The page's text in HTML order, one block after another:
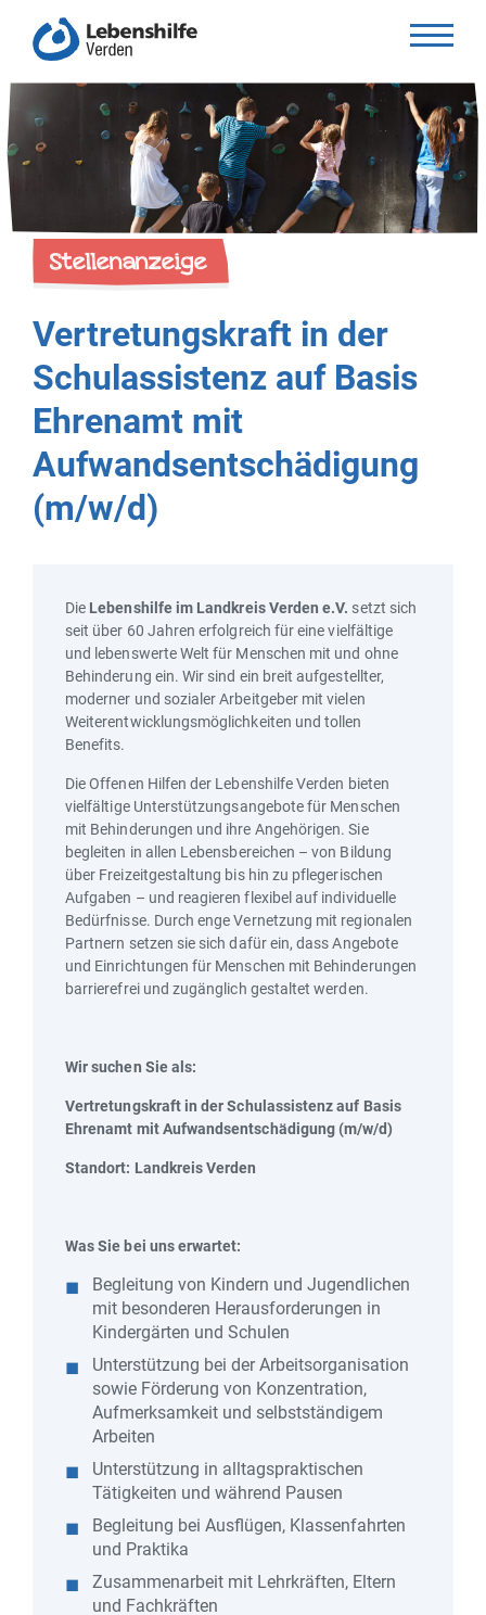
Vertretungskraft in der
Schulassistenz auf Basis
Ehrenamt mit
Aufwandsentschädigung
(m/w/d)
Stellenanzeige
Die Lebenshilfe im Landkreis Verden e.V. setzt sich
seit über 60 Jahren erfolgreich für eine vielfältige
und lebenswerte Welt für Menschen mit und ohne
Behinderung ein. Wir sind ein breit aufgestellter,
moderner und sozialer Arbeitgeber mit vielen
Weiterentwicklungsmöglichkeiten und tollen
Benefits.
Die Offenen Hilfen der Lebenshilfe Verden bieten
vielfältige Unterstützungsangebote für Menschen
mit Behinderungen und ihre Angehörigen. Sie
begleiten in allen Lebensbereichen – von Bildung
über Freizeitgestaltung bis hin zu pflegerischen
Aufgaben – und reagieren flexibel auf individuelle
Bedürfnisse. Durch enge Vernetzung mit regionalen
Partnern setzen sie sich dafür ein, dass Angebote
und Einrichtungen für Menschen mit Behinderungen
barrierefrei und zugänglich gestaltet werden.
Wir suchen Sie als:
Vertretungskraft in der Schulassistenz auf Basis
Ehrenamt mit Aufwandsentschädigung (m/w/d)
Standort: Landkreis Verden
Was Sie bei uns erwartet:
Begleitung von Kindern und Jugendlichen
mit besonderen Herausforderungen in
Kindergärten und Schulen
Unterstützung bei der Arbeitsorganisation
sowie Förderung von Konzentration,
Aufmerksamkeit und selbstständigem
Arbeiten
Unterstützung in alltagspraktischen
Tätigkeiten und während Pausen
Begleitung bei Ausflügen, Klassenfahrten
und Praktika
Zusammenarbeit mit Lehrkräften, Eltern
und Fachkräften